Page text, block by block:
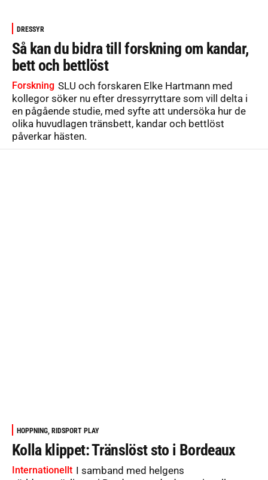
DRESSYR
Så kan du bidra till forskning om kandar,
bett och bettlöst
Forskning SLU och forskaren Elke Hartmann med
kollegor söker nu efter dressyrryttare som vill delta i
en pågående studie, med syfte att undersöka hur de
olika huvudlagen tränsbett, kandar och bettlöst
påverkar hästen.
HOPPNING, RIDSPORT PLAY
Kolla klippet: Tränslöst sto i Bordeaux
Internationellt I samband med helgens